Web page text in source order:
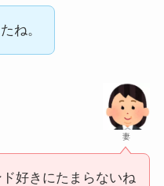
ね。
妻
好きにたまらないね